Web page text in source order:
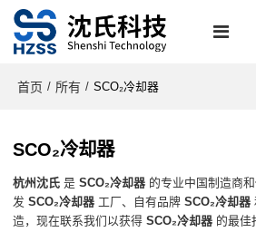
首页 / 所有 / SCO₂冷却器
SCO₂冷却器
杭州沈氏 是SCO₂冷却器 的专业中国制造商
发SCO₂冷却器 工厂、自有品牌SCO₂冷却器
造，现在联系我们以获得SCO₂冷却器 的最佳